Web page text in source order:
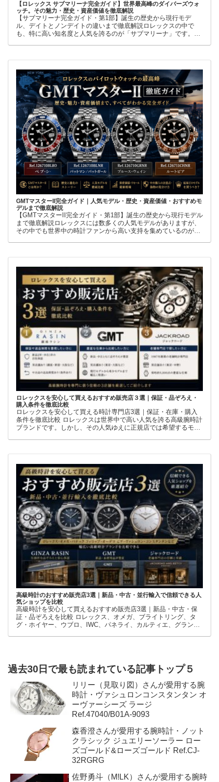
【ロレックス サブマリーナ完全ガイド】世界最高峰のダイバーズウォ
ッチ。その魅力・歴史・資産価値を徹底解説
【サブマリーナ完全ガイド・第1部】誕生の歴史から現行モデ
ル、デイトとノンデイトの違いまで徹底解説ロレックスの中で
も、特に高い知名度と人気を誇るのが「サブマリーナ」です。高
GMTマスターII完全ガイド｜人気モデル・歴史・資産価値・おすすめモ
デルまで徹底解説
【GMTマスターII完全ガイド・第1部】誕生の歴史から現行モデル
まで徹底解説ロレックスには数多くの人気モデルがありますが、
その中でも世界中の時計ファンから高い支持を集めているのが
ロレックスを安心して買えるおすすめ販売店３選｜保証・品ぞろえ・
購入条件を徹底比較
ロレックスを安心して買える時計専門店3選｜保証・在庫・購入
条件を徹底比較 ロレックスは世界中で高い人気を誇る高級腕時計
ブランドです。しかし、その人気ゆえに正規店では希望するモデ
高級時計のおすすめ販売店3選｜新品・中古・並行輸入で信頼できる人
気ショップを比較
高級時計を安心して買えるおすすめ販売店3選｜新品・中古・保
証・品ぞろえを比較 ロレックス、オメガ、ブライトリング、タ
グ・ホイヤー、ウブロ、IWC、パネライ、カルティエ、グランド
過去30日で最も読まれている記事トップ５
リリー（見取り図）さんが愛用する腕
時計・ヴァシュロンコンスタンタン オ
ーヴァーシーズ ラージ
Ref.47040/B01A-9093
森香澄さんが愛用する腕時計・ノット
クラシック ジュエリーソーラー ロー
ズゴールド&ローズゴールド Ref.CJ-
32RGRG
佐野勇斗（M!LK）さんが愛用する腕時